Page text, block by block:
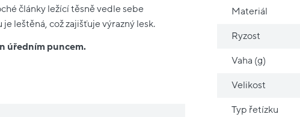
články ležící těsně vedle sebe
leštěná, což zajišťuje výrazný lesk.
úředním puncem.
Materiál
Ryzost
Vaha (g)
Velikost
Typ řetízku